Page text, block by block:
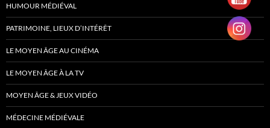
HUMOUR MÉDIÉVAL
PATRIMOINE, LIEUX D’INTÉRÊT
LE MOYEN ÂGE AU CINÉMA
LE MOYEN ÂGE À LA TV
MOYEN ÂGE & JEUX VIDÉO
MÉDECINE MÉDIÉVALE